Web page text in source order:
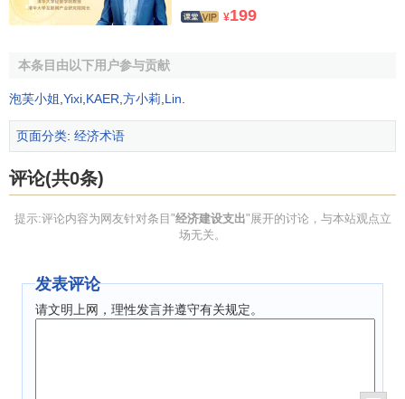
¥199
本条目由以下用户参与贡献
泡芙小姐 Yixi KAER 方小莉 Lin
页面分类: 经济术语
评论(共0条)
提示:评论内容为网友针对条目"经济建设支出"展开的讨论，与本站观点立
场无关。
发表评论
请文明上网，理性发言并遵守有关规定。